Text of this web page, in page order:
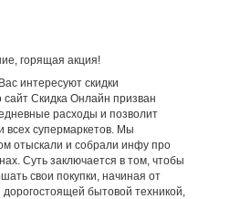
горящая акция!
интересуют скидки
Скидка Онлайн призван
расходы и позволит
всех супермаркетов. Мы
отыскали и собрали инфу про
Суть заключается в том, чтобы
свои покупки, начиная от
дорогостоящей бытовой техникой,